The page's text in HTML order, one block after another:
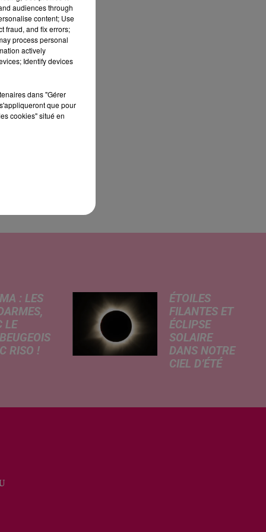
: LES
LE
RISO !
bande
À cette
ÉTOILES
FILANTES ET
ÉCLIPSE
SOLAIRE
DANS NOTRE
CIEL D’ÉTÉ
exceptionnel qui
audiences through
content; Use
fraud, and fix errors;
process personal
actively
Identify devices
dans "Gérer
que pour
cookies" situé en